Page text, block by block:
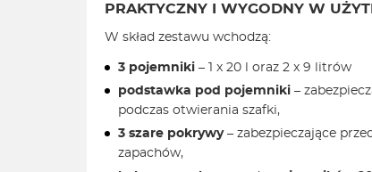
PRAKTYCZNY I WYGODNY W
W skład zestawu wchodzą:
3 pojemniki – 1 x 20 l oraz 2 x 9 litrów
podstawka pod pojemniki –
podczas otwierania szafki,
3 szare pokrywy– zabezpieczające
zapachów,